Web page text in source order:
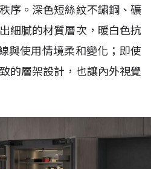
序。深色短絲紋不鏽鋼、礦
細膩的材質層次，暖白色抗
與使用情境柔和變化；即使
的層架設計，也讓內外視覺